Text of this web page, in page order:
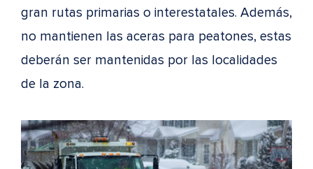
gran rutas primarias o interestatales. Además,
no mantienen las aceras para peatones, estas
deberán ser mantenidas por las localidades
de la zona.